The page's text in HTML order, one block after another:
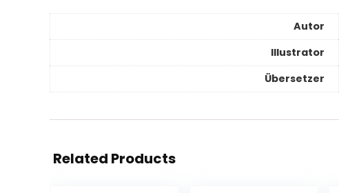
Autor
Illustrator
Übersetzer
Related Products